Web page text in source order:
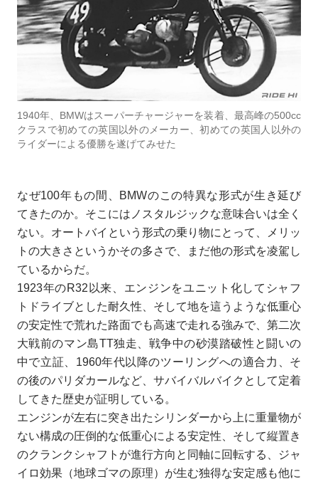
1940年、BMWはスーパーチャージャーを装着、最高峰の500cc
クラスで初めての英国以外のメーカー、初めての英国人以外の
ライダーによる優勝を遂げてみせた
なぜ100年もの間、BMWのこの特異な形式が生き延び
てきたのか。そこにはノスタルジックな意味合いは全く
ない。オートバイという形式の乗り物にとって、メリッ
トの大きさというかその多さで、まだ他の形式を凌駕し
ているからだ。
1923年のR32以来、エンジンをユニット化してシャフ
トドライブとした耐久性、そして地を這うような低重心
の安定性で荒れた路面でも高速で走れる強みで、第二次
大戦前のマン島TT独走、戦争中の砂漠踏破性と闘いの
中で立証、1960年代以降のツーリングへの適合力、そ
の後のパリダカールなど、サバイバルバイクとして定着
してきた歴史が証明している。
エンジンが左右に突き出たシリンダーから上に重量物が
ない構成の圧倒的な低重心による安定性、そして縦置き
のクランクシャフトが進行方向と同軸に回転する、ジャ
イロ効果（地球ゴマの原理）が生む独得な安定感も他に